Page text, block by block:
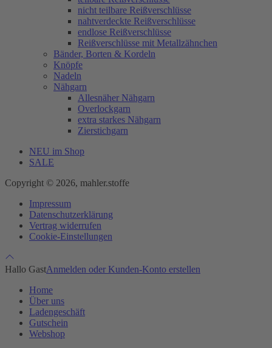
nicht teilbare Reißverschlüsse
nahtverdeckte Reißverschlüsse
endlose Reißverschlüsse
Reißverschlüsse mit Metallzähnchen
Bänder, Borten & Kordeln
Knöpfe
Nadeln
Nähgarn
Allesnäher Nähgarn
Overlockgarn
extra starkes Nähgarn
Zierstichgarn
NEU im Shop
SALE
Copyright © 2026, mahler.stoffe
Impressum
Datenschutzerklärung
Vertrag widerrufen
Cookie-Einstellungen
Hallo GastAnmelden oder Kunden-Konto erstellen
Home
Über uns
Ladengeschäft
Gutschein
Webshop